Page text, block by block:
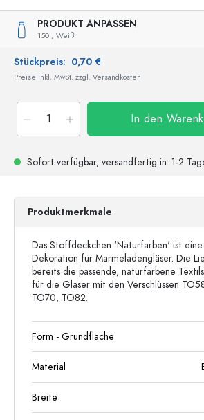
PRODUKT ANPASSEN
150 , Weiß
Stückpreis: 0,70 €
Preise inkl. MwSt. zzgl. Versandkosten
In den
Sofort verfügbar, versandfertig in: 1-2
Produktmerkmale
Das Stoffdeckchen 'Naturfarben' ist eine
Dekoration für Marmeladengläser. Die
bereits die passende, naturfarbene
für die Gläser mit den Verschlüssen
TO70, TO82.
Form - Grundfläche
Material
Breite